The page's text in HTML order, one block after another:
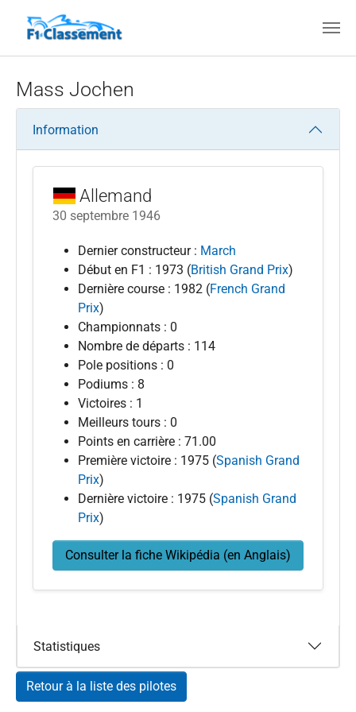
Mass Jochen
Information
Allemand
30 septembre 1946
Dernier constructeur : March
Début en F1 : 1973 (British Grand Prix)
Dernière course : 1982 (French Grand
Prix)
Championnats : 0
Nombre de départs : 114
Pole positions : 0
Podiums : 8
Victoires : 1
Meilleurs tours : 0
Points en carrière : 71.00
Première victoire : 1975 (Spanish Grand
Prix)
Dernière victoire : 1975 (Spanish Grand
Prix)
Consulter la fiche Wikipédia (en Anglais)
Statistiques
Retour à la liste des pilotes